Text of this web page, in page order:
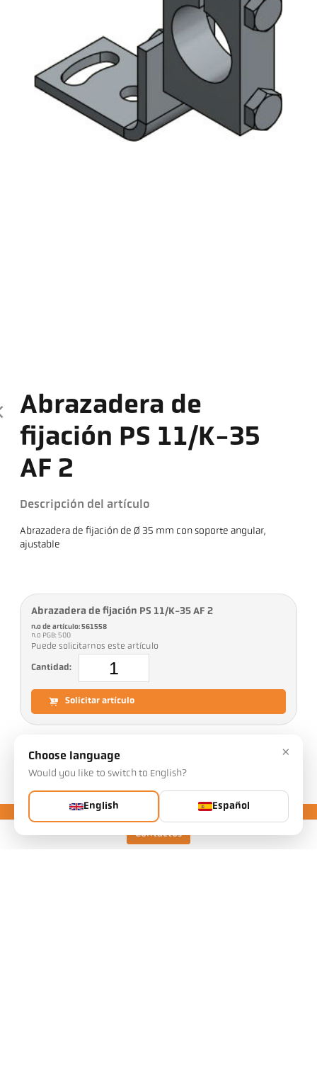
Contactos
Abrazadera de
fijación PS 11/K-35
AF 2
Descripción del artículo
Abrazadera de fijación de Ø 35 mm con soporte angular,
ajustable
Abrazadera de fijación PS 11/K-35 AF 2
n.o de artículo: 561558
n.o PGB: 500
Puede solicitarnos este artículo
Cantidad:
Solicitar artículo
Descargas
×
Choose language
Would you like to switch to English?
English Español